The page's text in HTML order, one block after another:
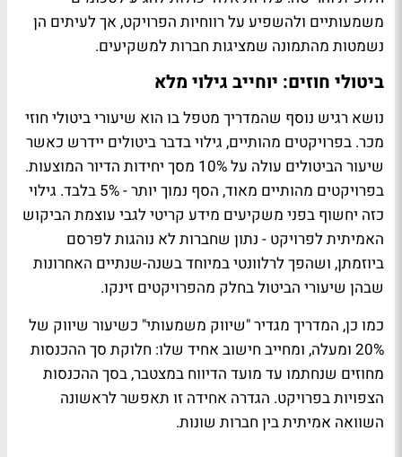
משמעותיים ולהשפיע על רווחיות הפרויקט, אך לעיתים הן
נשמטות מהתמונה שמציגות חברות למשקיעים.
ביטולי חוזים: יוחייב גילוי מלא
נושא רגיש נוסף שהמדריך מטפל בו הוא שיעורי ביטולי חוזי
מכר. בפרויקטים מהותיים, גילוי בדבר ביטולים יידרש כאשר
שיעור הביטולים עולה על 10% מסך יחידות הדיור המוצעות.
בפרויקטים מהותיים מאוד, הסף נמוך יותר - 5% בלבד. גילוי
כזה יחשוף בפני משקיעים מידע קריטי לגבי עוצמת הביקוש
האמיתית לפרויקט - נתון שחברות לא נוהגות לפרסם
ביוזמתן, ושהפך לרלוונטי במיוחד בשנה-שנתיים האחרונות
שבהן שיעורי הביטול בחלק מהפרויקטים זינקו.
כמו כן, המדריך מגדיר "שיווק משמעותי" כשיעור שיווק של
20% ומעלה, ומחייב חישוב אחיד שלו: חלוקת סך ההכנסות
מחוזים שנחתמו עד מועד הדיווח במצטבר, בסך ההכנסות
הצפויות בפרויקט. הגדרה אחידה זו תאפשר לראשונה
השוואה אמיתית בין חברות שונות.